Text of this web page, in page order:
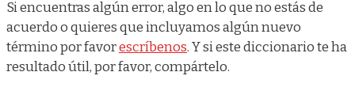
Si encuentras algún error, algo en lo que no estás de
acuerdo o quieres que incluyamos algún nuevo
término por favorescríbenos. Y si este diccionario te ha
resultado útil, por favor, compártelo.